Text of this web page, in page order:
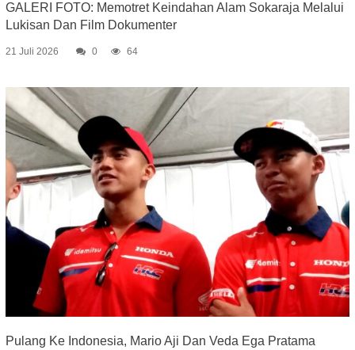
GALERI FOTO: Memotret Keindahan Alam Sokaraja Melalui
Lukisan Dan Film Dokumenter
21 Juli 2026 0 64
Pulang Ke Indonesia, Mario Aji Dan Veda Ega Pratama